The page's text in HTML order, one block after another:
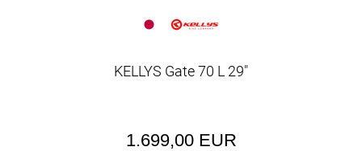
KELLYS Gate 70 L 29"
1.699,00 EUR